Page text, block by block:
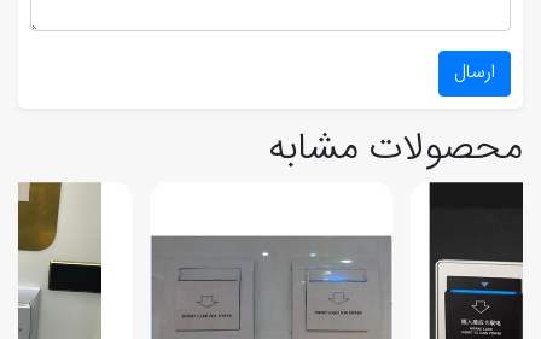
ارسال
محصولات مشابه